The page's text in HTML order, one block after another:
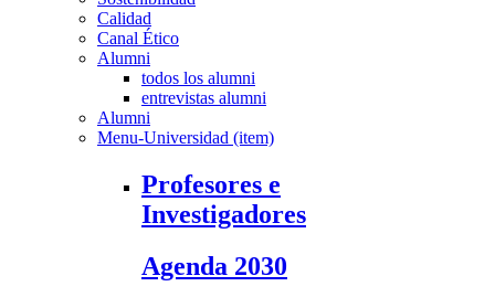
Calidad
Canal Ético
Alumni
todos los alumni
entrevistas alumni
Alumni
Menu-Universidad (item)
Profesores e
Investigadores
Agenda 2030